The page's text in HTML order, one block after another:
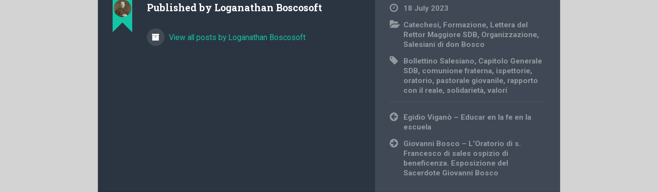
Published by Loganathan Boscosoft
View all posts by Loganathan Boscosoft
18 July 2023
Catechesi, Formazione, Lettera del
Rettor Maggiore SDB, Organizzazione,
Salesiani di don Bosco
Bollettino Salesiano, Capitolo Generale
SDB, comunione fraterna, ispettorie,
oratorio, pastorale giovanile, rapporto
con il reale, solidarietà,valori
Post
navigation
Egidio Viganò – Educar en la fe en la
escuela
Giovanni Bosco – L’Oratorio di s.
Francesco di sales ospizio di
beneficenza. Esposizione del
Sacerdote Giovanni Bosco